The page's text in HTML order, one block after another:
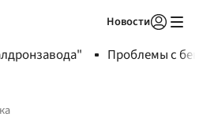
Новости
Проблемы с